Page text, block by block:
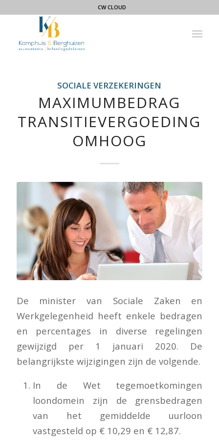
CW CLOUD
SOCIALE VERZEKERINGEN
MAXIMUMBEDRAG
TRANSITIEVERGOEDING
OMHOOG
De minister van Sociale Zaken en
Werkgelegenheid heeft enkele bedragen
en percentages in diverse regelingen
gewijzigd per 1 januari 2020. De
belangrijkste wijzigingen zijn de volgende.
In de Wet tegemoetkomingen
loondomein zijn de grensbedragen
van het gemiddelde uurloon
vastgesteld op € 10,29 en € 12,87.